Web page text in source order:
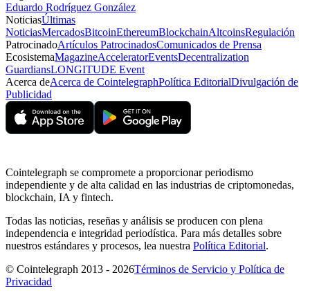
Eduardo Rodríguez González
NoticiasÚltimas
NoticiasMercadosBitcoinEthereumBlockchainAltcoinsRegulación
PatrocinadoArtículos PatrocinadosComunicados de Prensa
EcosistemaMagazineAcceleratorEventsDecentralization
GuardiansLONGITUDE Event
Acerca deAcerca de CointelegraphPolítica EditorialDivulgación de
Publicidad
Cointelegraph se compromete a proporcionar periodismo
independiente y de alta calidad en las industrias de criptomonedas,
blockchain, IA y fintech.
Todas las noticias, reseñas y análisis se producen con plena
independencia e integridad periodística. Para más detalles sobre
nuestros estándares y procesos, lea nuestra Política Editorial.
© Cointelegraph 2013 - 2026Términos de Servicio y Política de
Privacidad